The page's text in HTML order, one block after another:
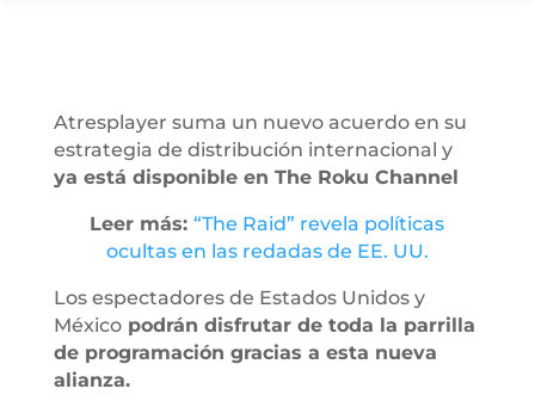
Atresplayer suma un nuevo acuerdo en su
estrategia de distribución internacional y
ya está disponible en The Roku Channel
Leer más:“The Raid” revela políticas
ocultas en las redadas de EE. UU.
Los espectadores de Estados Unidos y
Méxicopodrán disfrutar de toda la parrilla
de programación gracias a esta nueva
alianza.